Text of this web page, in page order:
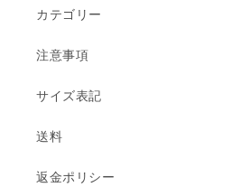
カテゴリー
注意事項
サイズ表記
送料
返金ポリシー